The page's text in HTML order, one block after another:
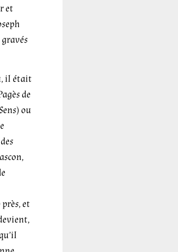
et
il était
de
ou
et